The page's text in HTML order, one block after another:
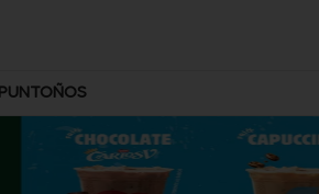
PUNTOÑOS